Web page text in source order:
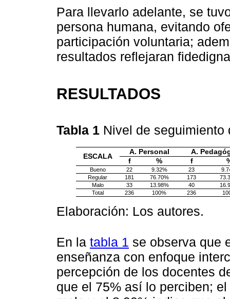
Para llevarlo adelante, se
persona humana, evitando
participación voluntaria;
resultados reflejaran
RESULTADOS
Tabla 1 Nivel de
ESCALA
A. Personal
A.
f
% f
Bueno 22 9.32% 23
Regular
181 76.70% 173
Malo
33 13.98% 40
Total
236 100% 236
Elaboración: Los autores.
En la tabla 1 se observa que
enseñanza con enfoque
percepción de los docentes
que el 75% así lo perciben;